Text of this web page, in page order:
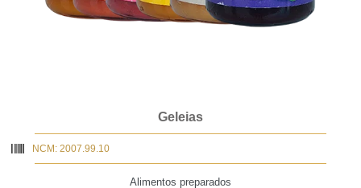
Geleias
NCM: 2007.99.10
Alimentos preparados